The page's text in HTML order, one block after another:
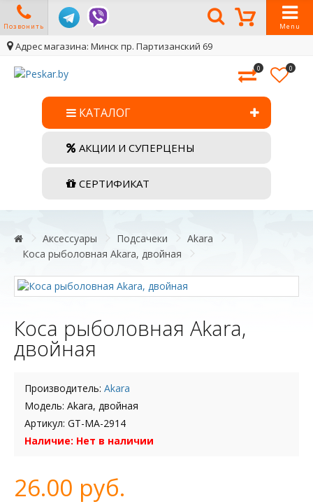
Позвонить Menu
Адрес магазина: Минск пр. Партизанский 69
0 0
КАТАЛОГ
АКЦИИ И СУПЕРЦЕНЫ
СЕРТИФИКАТ
Аксессуары Подсачеки
Akara
Коса рыболовная Akara, двойная
Коса рыболовная Akara,
двойная
Производитель: Akara
Модель: Akara, двойная
Артикул: GT-MA-2914
Наличие: Нет в наличии
26.00 руб.